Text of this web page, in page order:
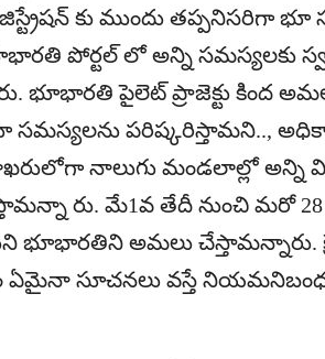
కు ముందు తప్పనిసరిగా
పోర్టల్‌ లో అన్ని సమస్యలకు
భూభారతి పైలెట్‌ ప్రాజెక్టు కింద
పరిష్కరిస్తామని..,
నాలుగు మండలాల్లో అన్ని
రు. మే1వ తేదీ నుంచి మరో
భూభారతిని అమలు చేస్తామన్నారు.
సూచనలు వస్తే